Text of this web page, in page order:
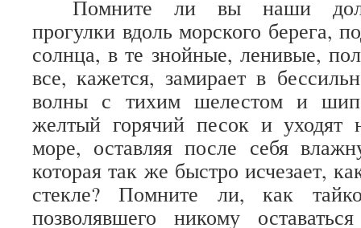
Помните ли вы наши
прогулки вдоль морского берега,
солнца, в те знойные, ленивые,
все, кажется, замирает в
волны с тихим шелестом и
желтый горячий песок и уходят
море, оставляя после себя
которая так же быстро исчезает,
стекле? Помните ли, как
позволявшего никому